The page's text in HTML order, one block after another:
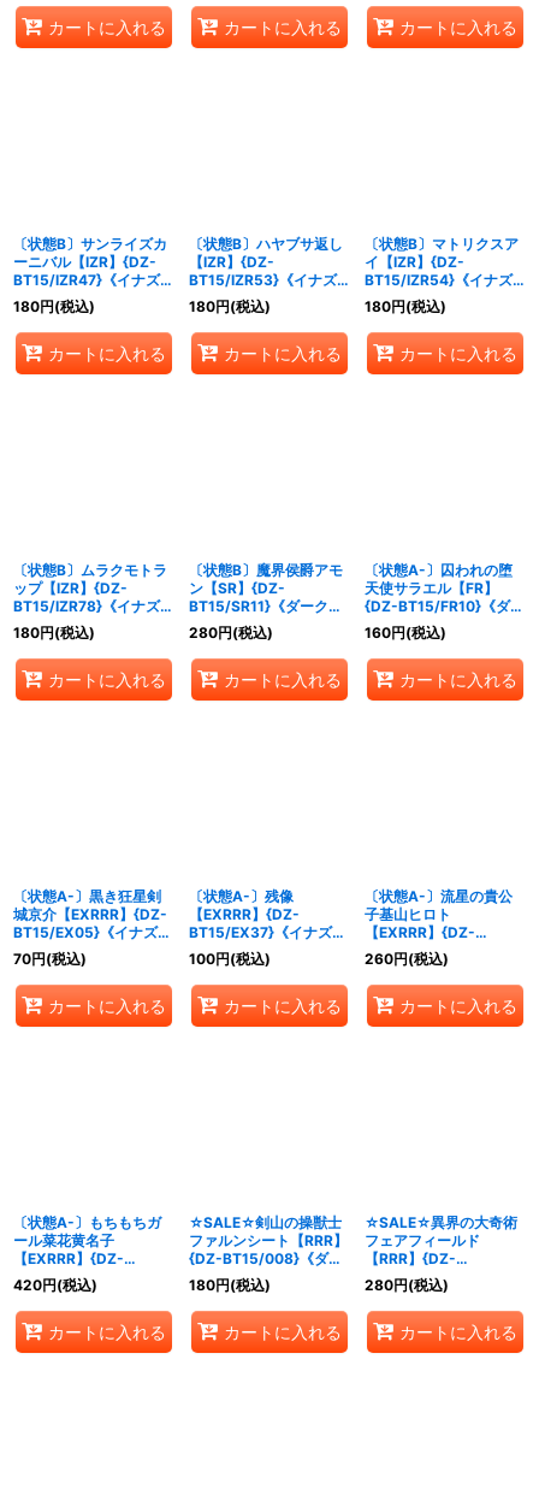
カートに入れる カートに入れる カートに入れる
〔状態B〕サンライズカ
ーニバル【IZR】{DZ-
BT15/IZR47}《イナズマ
イレブン》
180円(税込)
カートに入れる
〔状態B〕ハヤブサ返し
【IZR】{DZ-
BT15/IZR53}《イナズ
マイレブン》
180円(税込)
カートに入れる
〔状態B〕マトリクスア
イ【IZR】{DZ-
BT15/IZR54}《イナズ
マイレブン》
180円(税込)
カートに入れる
〔状態B〕ムラクモトラ
ップ【IZR】{DZ-
BT15/IZR78}《イナズマ
イレブン》
180円(税込)
カートに入れる
〔状態B〕魔界侯爵アモ
ン【SR】{DZ-
BT15/SR11}《ダークス
テイツ》
280円(税込)
カートに入れる
〔状態A-〕囚われの堕
天使サラエル【FR】
{DZ-BT15/FR10}《ダー
クステイツ》
160円(税込)
カートに入れる
〔状態A-〕黒き狂星剣
城京介【EXRRR】{DZ-
BT15/EX05}《イナズマ
イレブン》
70円(税込)
カートに入れる
〔状態A-〕残像
【EXRRR】{DZ-
BT15/EX37}《イナズマ
イレブン》
100円(税込)
カートに入れる
〔状態A-〕流星の貴公
子基山ヒロト
【EXRRR】{DZ-
BT15/EX04}《イナズマ
イレブン》
260円(税込)
カートに入れる
〔状態A-〕もちもちガ
ール菜花黄名子
【EXRRR】{DZ-
BT15/EX06}《イナズマ
イレブン》
420円(税込)
カートに入れる
☆SALE☆剣山の操獣士
ファルンシート【RRR】
{DZ-BT15/008}《ダー
クステイツ》
180円(税込)
カートに入れる
☆SALE☆異界の大奇術
フェアフィールド
【RRR】{DZ-
BT15/004}《ダークス
テイツ》
280円(税込)
カートに入れる